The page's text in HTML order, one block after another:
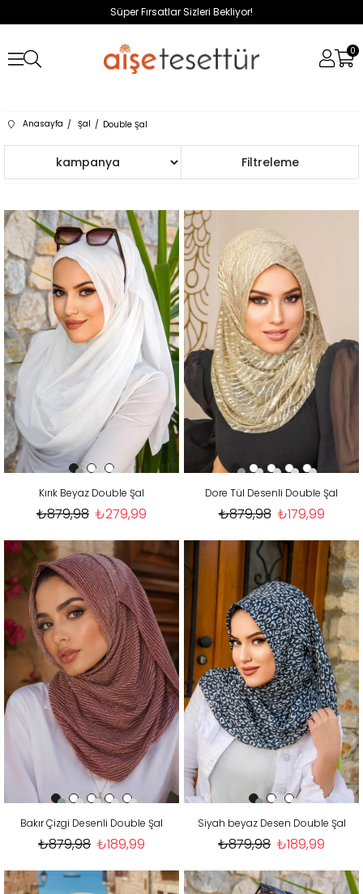
Süper Fırsatlar Sizleri Bekliyor!
0
Anasayfa Şal Double Şal
Filtreleme
Sıralama
Kırık Beyaz Double Şal
₺279,99
₺879,98
Dore Tül Desenli Double Şal
₺179,99
₺879,98
Bakır Çizgi Desenli Double Şal
₺189,99
₺879,98
Siyah beyaz Desen Double Şal
₺189,99
₺879,98